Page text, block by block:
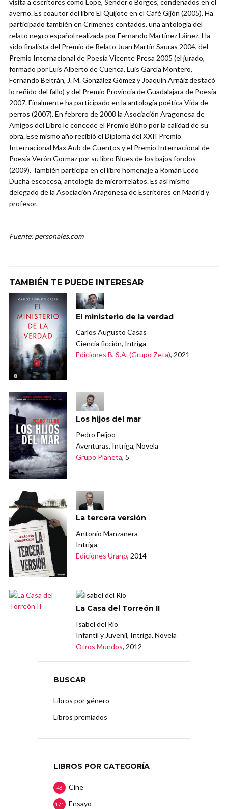
visita a escritores como Lope, Sender o Borges, condenados en el
averno. Es coautor del libro El Quijote en el Café Gijón (2005). Ha
participado también en Crímenes contados, una antología del
relato negro español realizada por Fernando Martínez Láinez. Ha
sido finalista del Premio de Relato Juan Martín Sauras 2004, del
Premio Internacional de Poesía Vicente Presa 2005 (el jurado,
formado por Luis Alberto de Cuenca, Luis García Montero,
Fernando Beltrán, J. M. González Gómez y Joaquín Arnáiz destacó
lo reñido del fallo) y del Premio Provincia de Guadalajara de Poesía
2007. Finalmente ha participado en la antología poética Vida de
perros (2007). En febrero de 2008 la Asociación Aragonesa de
Amigos del Libro le concede el Premio Búho por la calidad de su
obra. Ese mismo año recibió el Diploma del XXII Premio
Internacional Max Aub de Cuentos y el Premio Internacional de
Poesía Verón Gormaz por su libro Blues de los bajos fondos
(2009). También participa en el libro homenaje a Román Ledo
Ducha escocesa, antología de microrrelatos. Es así mismo
delegado de la Asociación Aragonesa de Escritores en Madrid y
profesor.
Fuente: personales.com
TAMBIÉN TE PUEDE INTERESAR
El ministerio de la verdad
Carlos Augusto Casas
Ciencia ficción, Intriga
Ediciones B, S.A. (Grupo Zeta), 2021
Los hijos del mar
Pedro Feijoo
Aventuras, Intriga, Novela
Grupo Planeta, 5
La tercera versión
Antonio Manzanera
Intriga
Ediciones Urano, 2014
La Casa del Torreón II
Isabel del Río
Infantil y Juvenil, Intriga, Novela
Otros Mundos, 2012
BUSCAR
Libros por género
Libros premiados
LIBROS POR CATEGORÍA
Cine
46
Ensayo
171